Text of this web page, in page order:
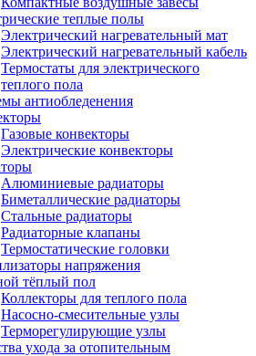
теплые полы
Электрический нагревательный мат
Электрический нагревательный кабель
Термостаты для электрического
теплого пола
антиобледенения
Газовые конвекторы
Электрические конвекторы
Алюминиевые радиаторы
Биметаллические радиаторы
Стальные радиаторы
Радиаторные клапаны
Термостатические головки
напряжения
тёплый пол
Коллекторы для теплого пола
Насосно-смесительные узлы
Терморегулирующие узлы
ухода за отопительным